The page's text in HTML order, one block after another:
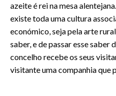
azeite é rei na mesa
existe toda uma cultura
económico, seja pela arte
saber, e de passar esse saber
concelho recebe os seus
visitante uma companhia que